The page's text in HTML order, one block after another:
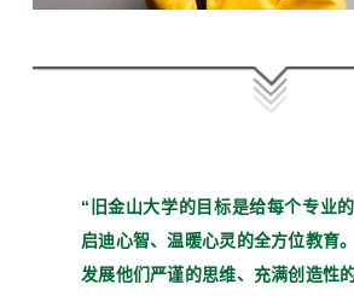
“旧金山大学的目标是给每个专业
启迪心智、温暖心灵的全方位教育。
发展他们严谨的思维、充满创造性